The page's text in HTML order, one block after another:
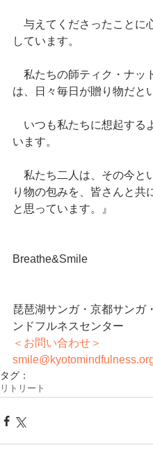
与えてくださったことに
しています。
私たちの師ティク・ナッ
は、日々毎日が贈り物だと
いつも私たちに想起する
います。
私たち二人は、その今と
り物の包みを、皆さんと共
と思っています。』
Breathe&Smile
琵琶湖サンガ・京都サンガ
ンドフルネスセンター
＜お問い合わせ＞
タグ：
リトリート